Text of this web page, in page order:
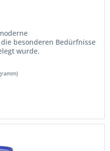
besonderen Bedürfnisse
wurde.